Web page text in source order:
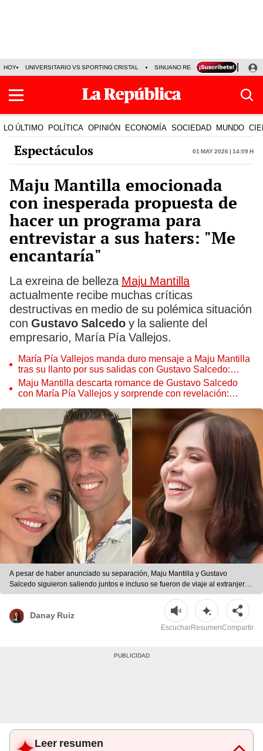
HOY UNIVERSITARIO VS SPORTING CRISTAL SINUANO RESULTADOS HOY
LO ÚLTIMO POLÍTICA OPINIÓN ECONOMÍA SOCIEDAD MUNDO
Espectáculos 01 May 2026 | 14:09 h
Maju Mantilla emocionada
con inesperada propuesta de
hacer un programa para
entrevistar a sus haters: "Me
encantaría"
La exreina de belleza Maju Mantilla
actualmente recibe muchas críticas
destructivas en medio de su polémica situación
con Gustavo Salcedo y la saliente del
empresario, María Pía Vallejos.
María Pía Vallejos manda duro mensaje a Maju Mantilla
tras su llanto por sus salidas con Gustavo Salcedo:
"Toca aceptar la realidad"
Maju Mantilla descarta romance de Gustavo Salcedo
con María Pía Vallejos y sorprende con revelación:
A pesar de haber anunciado su separación, Maju Mantilla y Gustavo
Salcedo siguieron saliendo juntos e incluso se fueron de viaje al extranjero.
| Foto: composición LR/Instagram/La Sustancia
Danay Ruiz
EscucharResumenCompartir
Leer resumen